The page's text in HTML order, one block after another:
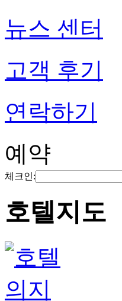
뉴스 센터
고객 후기
연락하기
예약
체크인:
호텔지도